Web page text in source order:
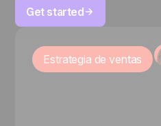
Get started
Estrategia de ventas